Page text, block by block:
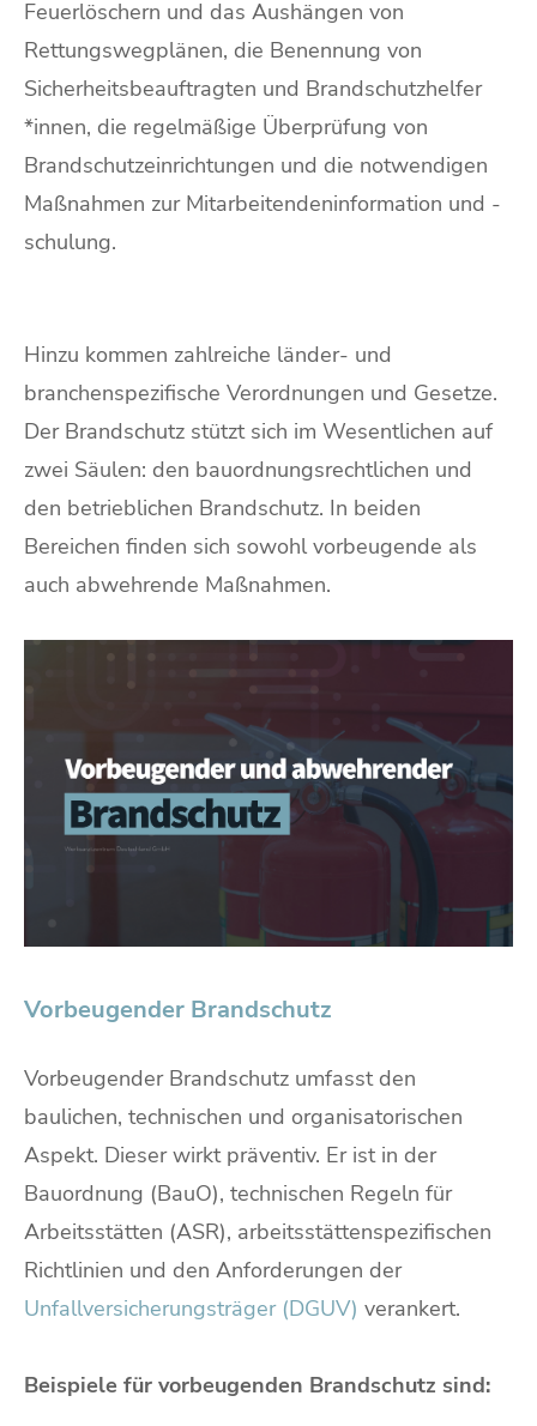
Feuerlöschern und das Aushängen von
Rettungswegplänen, die Benennung von
Sicherheitsbeauftragten und Brandschutzhelfer
*innen, die regelmäßige Überprüfung von
Brandschutzeinrichtungen und die notwendigen
Maßnahmen zur Mitarbeitendeninformation und -
schulung.
Hinzu kommen zahlreiche länder- und
branchenspezifische Verordnungen und Gesetze.
Der Brandschutz stützt sich im Wesentlichen auf
zwei Säulen: den bauordnungsrechtlichen und
den betrieblichen Brandschutz. In beiden
Bereichen finden sich sowohl vorbeugende als
auch abwehrende Maßnahmen.
Vorbeugender Brandschutz
Vorbeugender Brandschutz umfasst den
baulichen, technischen und organisatorischen
Aspekt. Dieser wirkt präventiv. Er ist in der
Bauordnung (BauO), technischen Regeln für
Arbeitsstätten (ASR), arbeitsstättenspezifischen
Richtlinien und den Anforderungen der
Unfallversicherungsträger (DGUV) verankert.
Beispiele für vorbeugenden Brandschutz sind: